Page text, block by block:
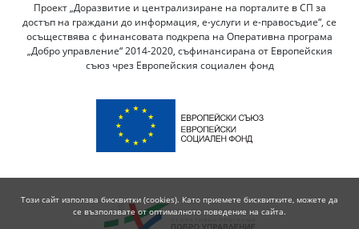
Проект „Доразвитие и централизиране на порталите в СП за
достъп на граждани до информация, е-услуги и е-правосъдие“, се
осъществява с финансовата подкрепа на Оперативна програма
„Добро управление“ 2014-2020, съфинансирана от Европейския
съюз чрез Европейския социален фонд
Този сайт използва бисквитки (cookies). Като приемете бисквитките, можете да
се възползвате от оптималното поведение на сайта.